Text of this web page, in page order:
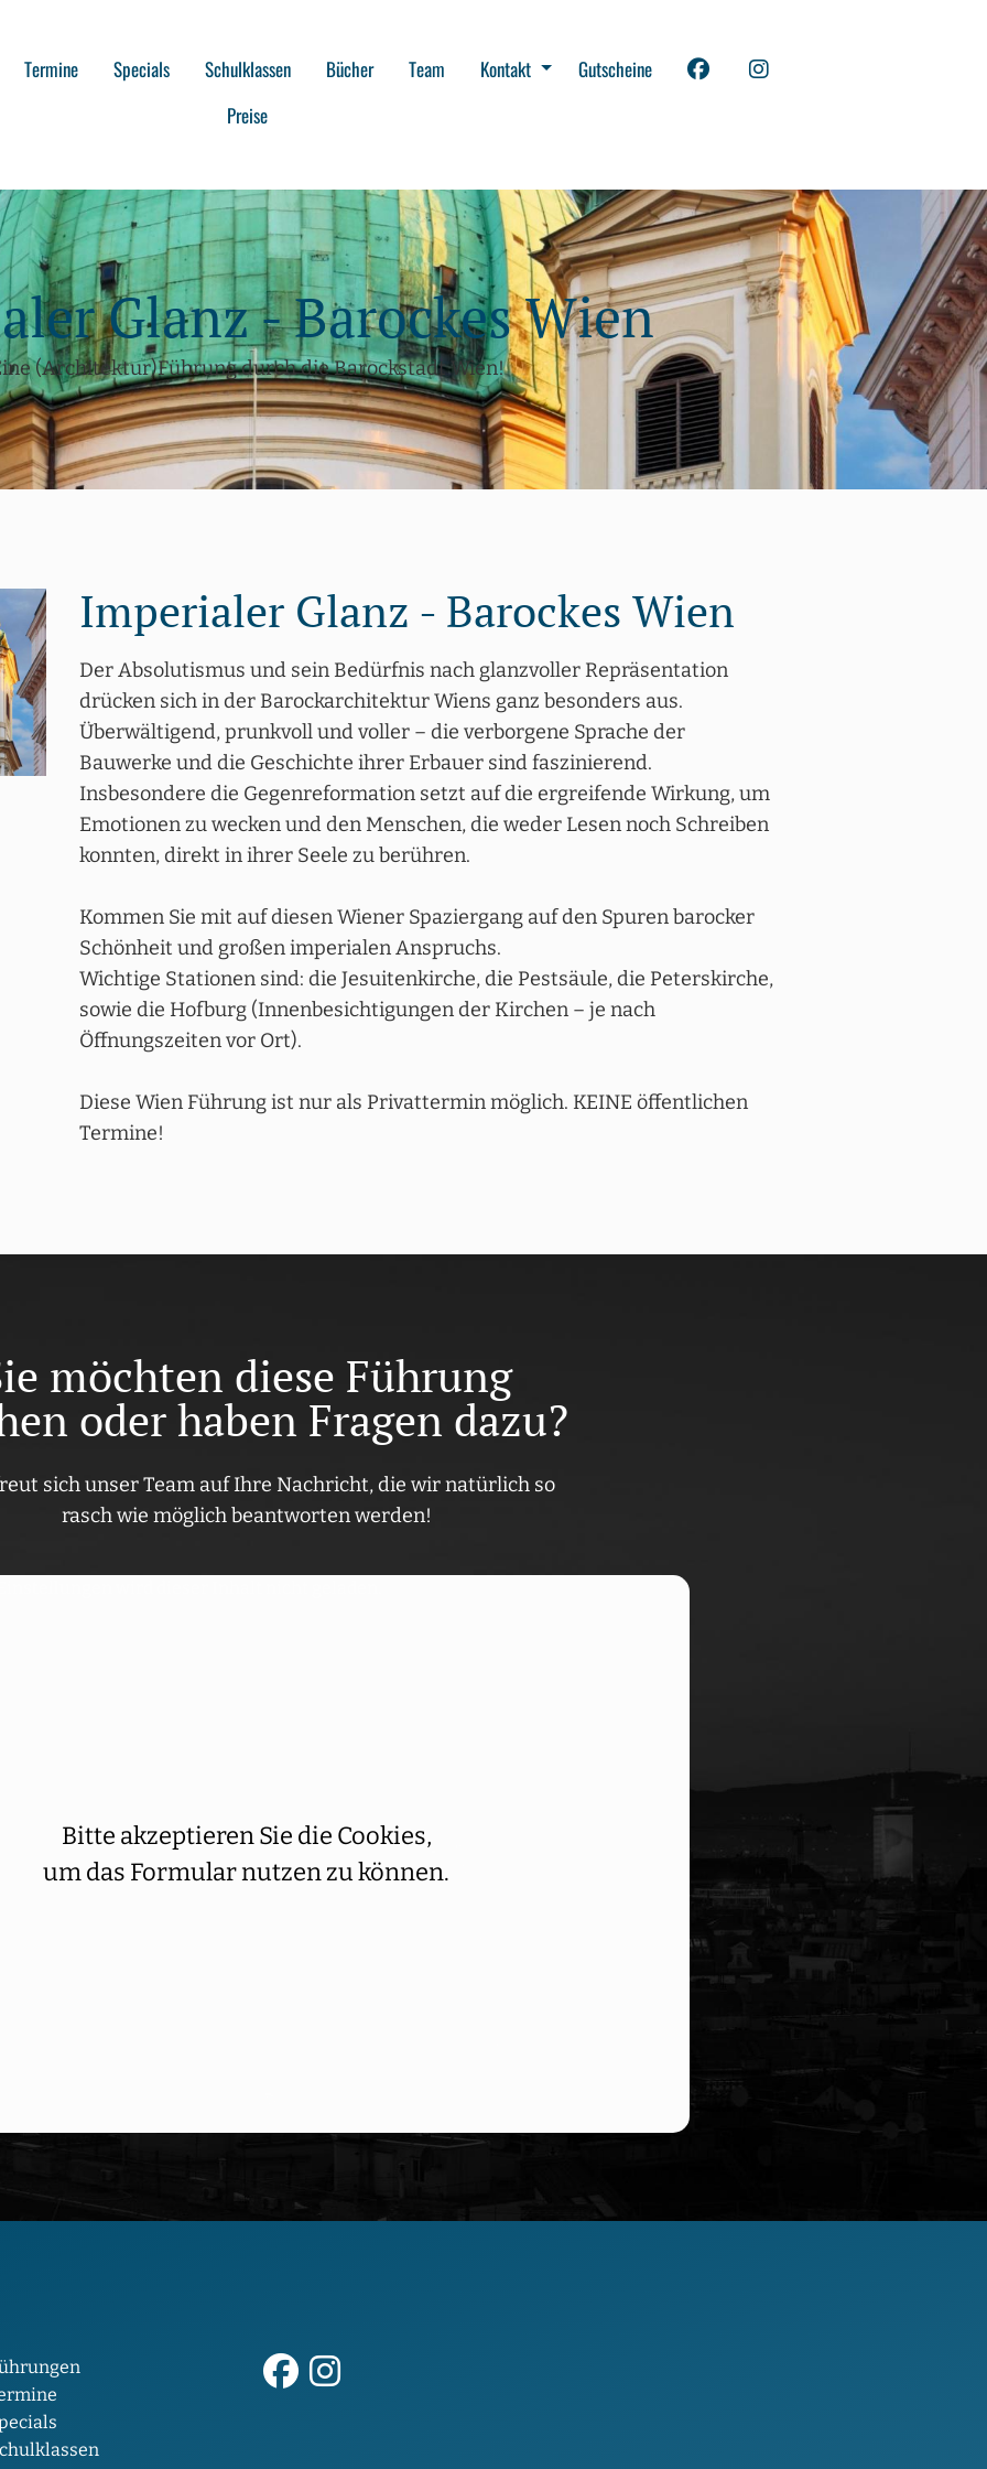
Termine Specials Schulklassen Bücher Team Kontakt
Gutscheine
Preise
Glanz - Barockes Wien
(Architektur)Führung durch die Barockstadt Wien!
Imperialer Glanz - Barockes Wien
Der Absolutismus und sein Bedürfnis nach glanzvoller Repräsentation
drücken sich in der Barockarchitektur Wiens ganz besonders aus.
Überwältigend, prunkvoll und voller – die verborgene Sprache der
Bauwerke und die Geschichte ihrer Erbauer sind faszinierend.
Insbesondere die Gegenreformation setzt auf die ergreifende Wirkung, um
Emotionen zu wecken und den Menschen, die weder Lesen noch Schreiben
konnten, direkt in ihrer Seele zu berühren.
Kommen Sie mit auf diesen Wiener Spaziergang auf den Spuren barocker
Schönheit und großen imperialen Anspruchs.
Wichtige Stationen sind: die Jesuitenkirche, die Pestsäule, die Peterskirche,
sowie die Hofburg (Innenbesichtigungen der Kirchen – je nach
Öffnungszeiten vor Ort).
Diese Wien Führung ist nur als Privattermin möglich. KEINE öffentlichen
Termine!
möchten diese Führung
oder haben Fragen dazu?
sich unser Team auf Ihre Nachricht, die wir natürlich so
rasch wie möglich beantworten werden!
Bitte akzeptieren Sie die Cookies,
um das Formular nutzen zu können.